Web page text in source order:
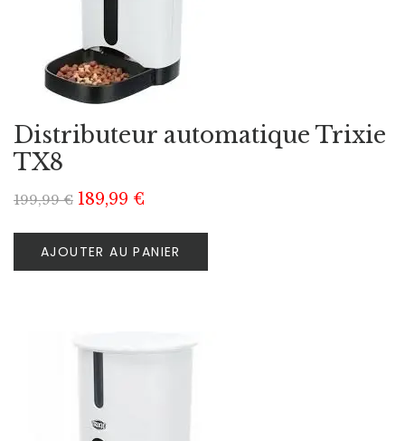
Distributeur automatique Trixie
TX8
199,99€ 189,99 €
AJOUTER AU PANIER